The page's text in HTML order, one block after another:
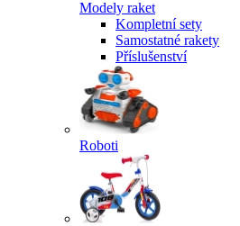
Modely raket
Kompletní sety
Samostatné rakety
Příslušenství
Roboti